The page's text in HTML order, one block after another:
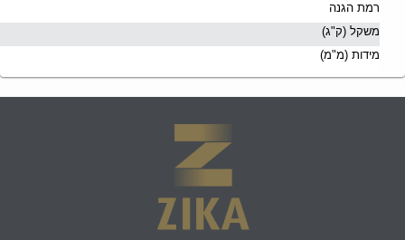
רמת הגנה
משקל (ק"ג)
מידות (מ"מ)